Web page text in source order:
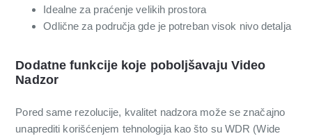
Idealne za praćenje velikih prostora
Odlične za područja gde je potreban visok nivo detalja
Dodatne funkcije koje poboljšavaju Video
Nadzor
Pored same rezolucije, kvalitet nadzora može se značajno
unaprediti korišćenjem tehnologija kao što su WDR (Wide